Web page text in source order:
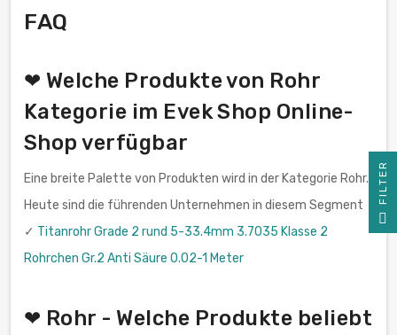
FAQ
❤ Welche Produkte von Rohr
Kategorie im Evek Shop Online-
Shop verfügbar
Eine breite Palette von Produkten wird in der Kategorie Rohr.
Heute sind die führenden Unternehmen in diesem Segment
✓ Titanrohr Grade 2 rund 5-33.4mm 3.7035 Klasse 2
Rohrchen Gr.2 Anti Säure 0.02-1 Meter
❤ Rohr - Welche Produkte beliebt
R